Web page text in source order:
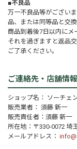
■不良品
万一不良品等がござい
品、または同等品と交
商品到着後7日以内にメ
それを過ぎますと返品
ご了承ください。
ご連絡先・店舗情報
ショップ名： ソーチェ
販売業者： 須藤 新一
販売責任者：須藤 新一
所在地：〒330-0072 埼
メールアドレス：